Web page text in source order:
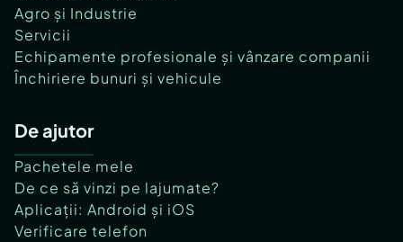
Agro și Industrie
Servicii
Echipamente profesionale și vânzare companii
Închiriere bunuri și vehicule
De ajutor
Pachetele mele
De ce să vinzi pe lajumate?
Aplicații: Android și iOS
Verificare telefon